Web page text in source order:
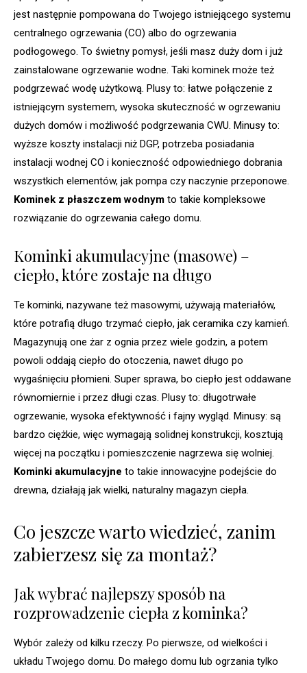
jest następnie pompowana do Twojego istniejącego systemu
centralnego ogrzewania (CO) albo do ogrzewania
podłogowego. To świetny pomysł, jeśli masz duży dom i już
zainstalowane ogrzewanie wodne. Taki kominek może też
podgrzewać wodę użytkową. Plusy to: łatwe połączenie z
istniejącym systemem, wysoka skuteczność w ogrzewaniu
dużych domów i możliwość podgrzewania CWU. Minusy to:
wyższe koszty instalacji niż DGP, potrzeba posiadania
instalacji wodnej CO i konieczność odpowiedniego dobrania
wszystkich elementów, jak pompa czy naczynie przeponowe.
Kominek z płaszczem wodnym to takie kompleksowe
rozwiązanie do ogrzewania całego domu.
Kominki akumulacyjne (masowe) –
ciepło, które zostaje na długo
Te kominki, nazywane też masowymi, używają materiałów,
które potrafią długo trzymać ciepło, jak ceramika czy kamień.
Magazynują one żar z ognia przez wiele godzin, a potem
powoli oddają ciepło do otoczenia, nawet długo po
wygaśnięciu płomieni. Super sprawa, bo ciepło jest oddawane
równomiernie i przez długi czas. Plusy to: długotrwałe
ogrzewanie, wysoka efektywność i fajny wygląd. Minusy: są
bardzo ciężkie, więc wymagają solidnej konstrukcji, kosztują
więcej na początku i pomieszczenie nagrzewa się wolniej.
Kominki akumulacyjne to takie innowacyjne podejście do
drewna, działają jak wielki, naturalny magazyn ciepła.
Co jeszcze warto wiedzieć, zanim
zabierzesz się za montaż?
Jak wybrać najlepszy sposób na
rozprowadzenie ciepła z kominka?
Wybór zależy od kilku rzeczy. Po pierwsze, od wielkości i
układu Twojego domu. Do małego domu lub ogrzania tylko